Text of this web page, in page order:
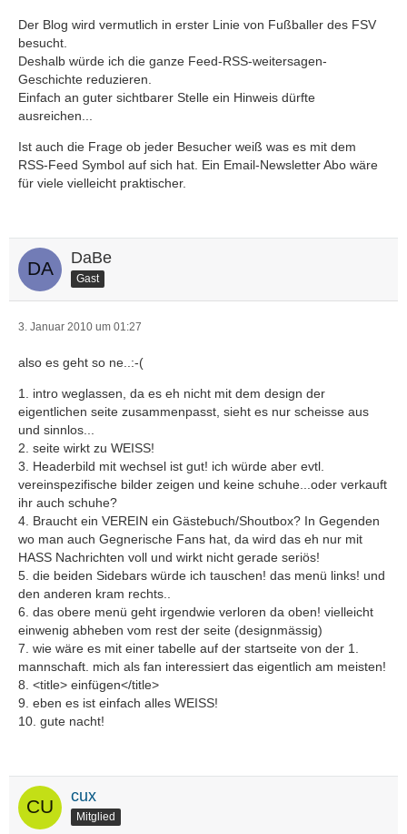
Der Blog wird vermutlich in erster Linie von Fußballer des FSV
besucht.
Deshalb würde ich die ganze Feed-RSS-weitersagen-
Geschichte reduzieren.
Einfach an guter sichtbarer Stelle ein Hinweis dürfte
ausreichen...
Ist auch die Frage ob jeder Besucher weiß was es mit dem
RSS-Feed Symbol auf sich hat. Ein Email-Newsletter Abo wäre
für viele vielleicht praktischer.
DaBe
Gast
3. Januar 2010 um 01:27
also es geht so ne..:-(
1. intro weglassen, da es eh nicht mit dem design der
eigentlichen seite zusammenpasst, sieht es nur scheisse aus
und sinnlos...
2. seite wirkt zu WEISS!
3. Headerbild mit wechsel ist gut! ich würde aber evtl.
vereinspezifische bilder zeigen und keine schuhe...oder verkauft
ihr auch schuhe?
4. Braucht ein VEREIN ein Gästebuch/Shoutbox? In Gegenden
wo man auch Gegnerische Fans hat, da wird das eh nur mit
HASS Nachrichten voll und wirkt nicht gerade seriös!
5. die beiden Sidebars würde ich tauschen! das menü links! und
den anderen kram rechts..
6. das obere menü geht irgendwie verloren da oben! vielleicht
einwenig abheben vom rest der seite (designmässig)
7. wie wäre es mit einer tabelle auf der startseite von der 1.
mannschaft. mich als fan interessiert das eigentlich am meisten!
8. <title> einfügen</title>
9. eben es ist einfach alles WEISS!
10. gute nacht!
cux
Mitglied